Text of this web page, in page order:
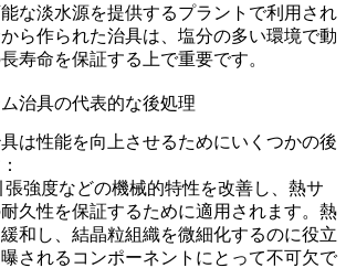
な淡水源を提供するプラントで利用され
ら作られた治具は、塩分の多い環境で動
寿命を保証する上で重要です。
治具の代表的な後処理
は性能を向上させるためにいくつかの後
張強度などの機械的特性を改善し、熱サ
久性を保証するために適用されます。 熱
和し、結晶粒組織を微細化するのに役立
されるコンポーネントにとって不可欠で